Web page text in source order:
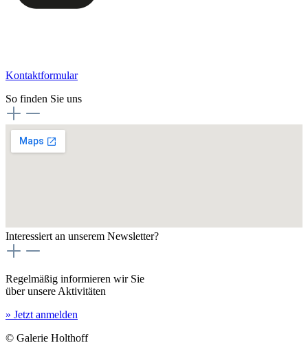
Kontaktformular
So finden Sie uns
Interessiert an unserem Newsletter?
Regelmäßig informieren wir Sie
über unsere Aktivitäten
» Jetzt anmelden
© Galerie Holthoff